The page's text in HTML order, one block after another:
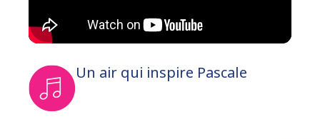
Un air qui inspire Pascale